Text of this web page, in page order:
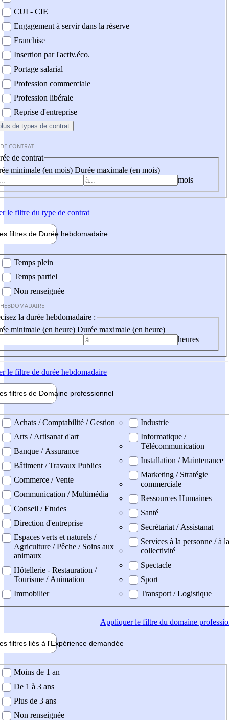
CUI - CIE
Engagement à servir dans la réserve
Franchise
Insertion par l'activ.éco.
Portage salarial
Profession commerciale
Profession libérale
Reprise d'entreprise
de types de contrat
CONTRAT
de contrat
minimale (en mois) Durée maximale (en mois)
mois
le filtre du type de contrat
filtres de Durée hebdomadaire
Temps plein
Temps partiel
Non renseignée
la durée hebdomadaire :
minimale (en heure) Durée maximale (en heure)
heures
le filtre de durée hebdomadaire
filtres de Domaine professionnel
professionel
Achats / Comptabilité / Gestion
Arts / Artisanat d'art
Banque / Assurance
Bâtiment / Travaux Publics
Commerce / Vente
Communication / Multimédia
Conseil / Etudes
Direction d'entreprise
Espaces verts et naturels /
Agriculture / Pêche / Soins aux
animaux
Hôtellerie - Restauration /
Tourisme / Animation
Immobilier
Industrie
Informatique /
Télécommunication
Installation / Maintenance
Marketing / Stratégie
commerciale
Ressources Humaines
Santé
Secrétariat / Assistanat
Services à la personne / à la
collectivité
Spectacle
Sport
Transport / Logistique
Appliquerle filtre du domaine
filtres liés à l'Expérience demandée
demandée
Moins de 1 an
De 1 à 3 ans
Plus de 3 ans
Non renseignée